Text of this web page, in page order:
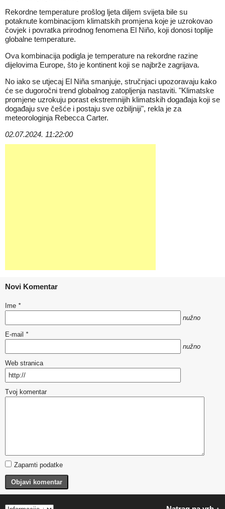
Rekordne temperature prošlog ljeta diljem svijeta bile su
potaknute kombinacijom klimatskih promjena koje je uzrokovao
čovjek i povratka prirodnog fenomena El Niño, koji donosi toplije
globalne temperature.
Ova kombinacija podigla je temperature na rekordne razine
dijelovima Europe, što je kontinent koji se najbrže zagrijava.
No iako se utjecaj El Niña smanjuje, stručnjaci upozoravaju kako
će se dugoročni trend globalnog zatopljenja nastaviti. "Klimatske
promjene uzrokuju porast ekstremnijih klimatskih događaja koji se
događaju sve češće i postaju sve ozbiljniji", rekla je za
meteorologinja Rebecca Carter.
02.07.2024. 11:22:00
Novi Komentar
Ime *
nužno
E-mail *
nužno
Web stranica
Tvoj komentar
Zapamti podatke
Objavi komentar